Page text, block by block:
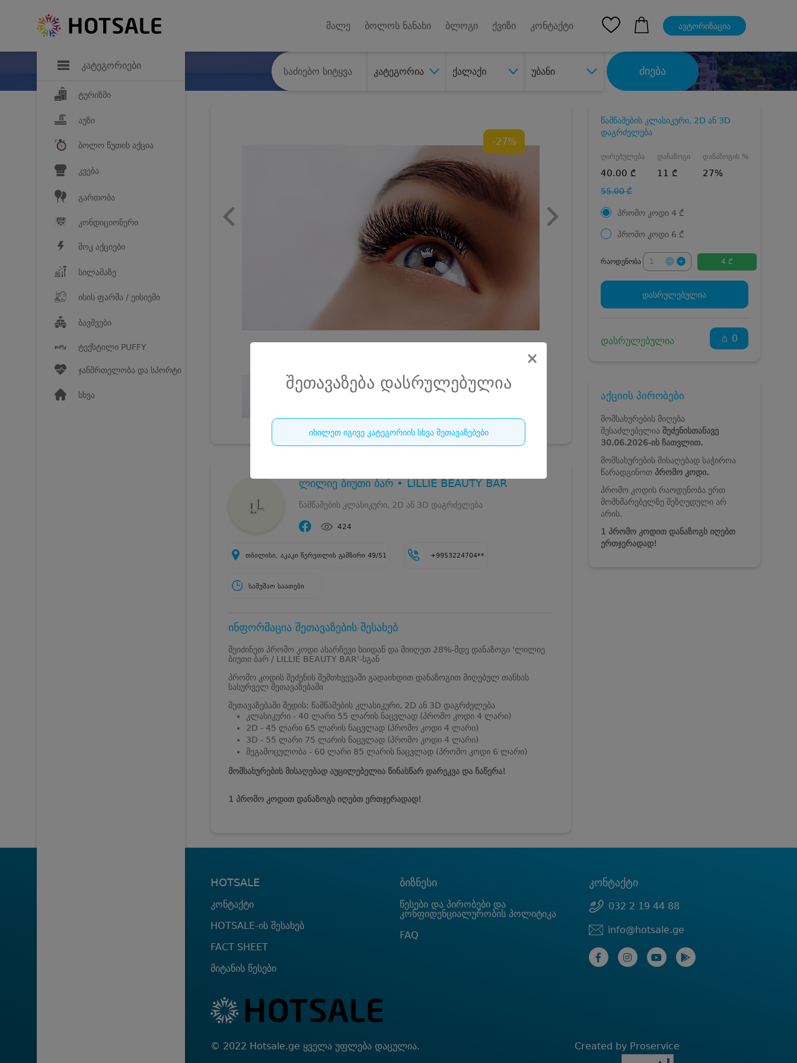
კატეგორიები
ტურიზმი
აუზი
ბოლო წუთის აქცია
კვება
გართობა
კონდიციონერი
შოკ აქციები
სილამაზე
ისის ფარმა / ეისიემი
ბავშვები
ტექსტილი PUFFY
ჯანმრთელობა და სპორტი
სხვა
მალე ბოლოს ნანახი ბლოგი ქვიზი კონტაქტი ავტორიზაცია
კატეგორია ქალაქი უბანი ძიება
×
შეთავაზება დასრულებულია
იხილეთ იგივე კატეგორიის სხვა შეთავაზებები
-27%
ლილიე ბიუთი ბარ • LILLIE BEAUTY BAR
წამწამების კლასიკური, 2D ან 3D დაგრძელება
424
თბილისი, აკაკი წერეთლის გამზირი 49/51 +9953224704**
სამუშაო საათები
ინფორმაცია შეთავაზების შესახებ
შეიძინეთ პრომო კოდი ასარჩევი სიიდან და მიიღეთ 28%-მდე დანაზოგი 'ლილიე
ბიუთი ბარ / LILLIE BEAUTY BAR'-სგან
პრომო კოდის შეძენის შემთხვევაში გადაიხდით დანაზოგით მიღებულ თანხას
სასურველ შეთავაზებაში
შეთავაზებაში შედის: წამწამების კლასიკური, 2D ან 3D დაგრძელება
კლასიკური - 40 ლარი 55 ლარის ნაცვლად (პრომო კოდი 4 ლარი)
2D - 45 ლარი 65 ლარის ნაცვლად (პრომო კოდი 4 ლარი)
3D - 55 ლარი 75 ლარის ნაცვლად (პრომო კოდი 4 ლარი)
მეგამოცულობა - 60 ლარი 85 ლარის ნაცვლად (პრომო კოდი 6 ლარი)
მომსახურების მისაღებად აუცილებელია წინასწარ დარეკვა და ჩაწერა!
1 პრომო კოდით დანაზოგს იღებთ ერთჯერადად!
წამწამების კლასიკური, 2D ან 3D
დაგრძელება
ღირებულება
40.00 ₾
55.00 ₾
დანაზოგი
11 ₾
დანაზოგის %
27%
პრომო კოდი 4 ₾
პრომო კოდი 6 ₾
რაოდენობა 4 ₾
დასრულებულია
დასრულებულია 0
აქციის პირობები
მომსახურების მიღება
შესაძლებელიაშეძენისთანავე
30.06.2026-ის ჩათვლით.
მომსახურების მისაღებად საჭიროა
წარადგინოთ პრომო კოდი.
პრომო კოდის რაოდენობა ერთ
მომხმარებელზე შეზღუდული არ
არის.
1 პრომო კოდით დანაზოგს იღებთ
ერთჯერადად!
HOTSALE
კონტაქტი
HOTSALE-ის შესახებ
FACT SHEET
მიტანის წესები
ბიზნესი
წესები და პირობები და
კონფიდენციალურობის პოლიტიკა
FAQ
კონტაქტი
032 2 19 44 88
info@hotsale.ge
© 2022 Hotsale.ge ყველა უფლება დაცულია. Created by Proservice